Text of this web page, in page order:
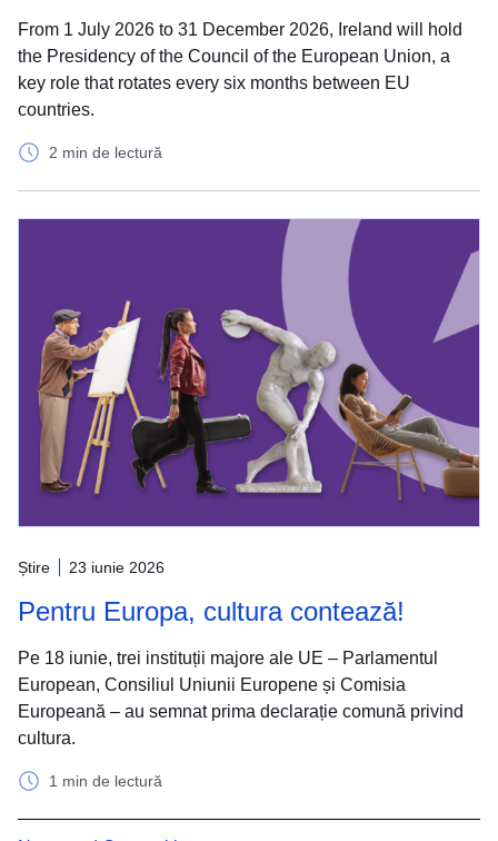
From 1 July 2026 to 31 December 2026, Ireland will hold
the Presidency of the Council of the European Union, a
key role that rotates every six months between EU
countries.
2 min de lectură
Știre 23 iunie 2026
Pentru Europa, cultura contează!
Pe 18 iunie, trei instituții majore ale UE – Parlamentul
European, Consiliul Uniunii Europene și Comisia
Europeană – au semnat prima declarație comună privind
cultura.
1 min de lectură